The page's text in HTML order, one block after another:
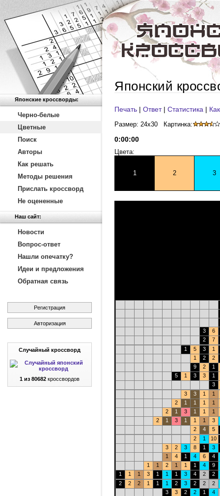
Японские кроссворды:
Черно-белые
Цветные
Поиск
Авторы
Как решать
Методы решения
Прислать кроссворд
Не оцененные
Наш сайт:
Новости
Вопрос-ответ
Нашли опечатку?
Идеи и предложения
Обратная связь
Регистрация
Авторизация
Случайный кроссворд
1 из 80682 кроссвордов
Японский
Печать | Ответ| Статистика |
Размер: 24x30 Картинка:
0:00:00
Цвета:
1 2 3
3
6
2
7
1
5 3
1
1
2
2
9
2
1
5
1 3 3
1
3
3
3 1
1
2
1 1 1
1
2
1 3 1 1
1
2
1 3 1 1 1
3
2
4
5
2
1
10
3
2 3 8 1
3
1
4 1 4 6
4
1
1 2 1 1 1 4
9
1
1 1 3 1 1 1 3 4 2
2
2
2 2 1 1 1 2 3 2 2
2
3
3 2 2 1
4